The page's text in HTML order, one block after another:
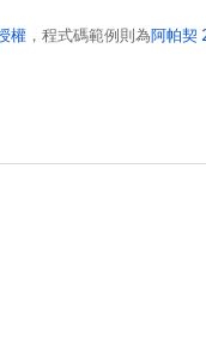
權 ，程式碼範例則為阿帕契